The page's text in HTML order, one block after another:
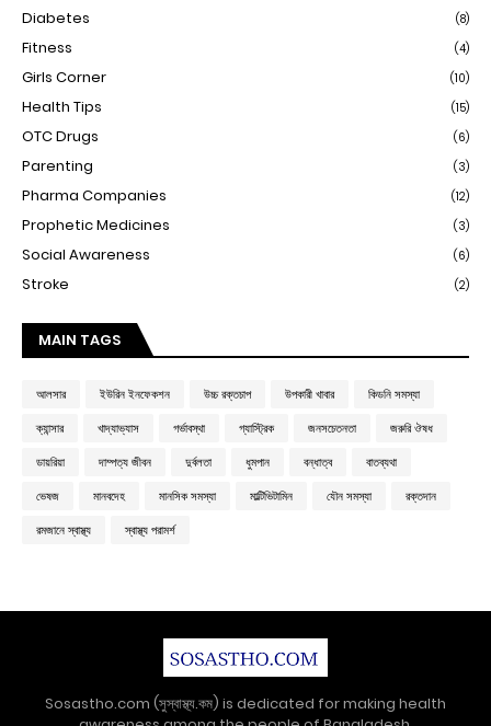
Diabetes (8)
Fitness (4)
Girls Corner (10)
Health Tips (15)
OTC Drugs (6)
Parenting (3)
Pharma Companies (12)
Prophetic Medicines (3)
Social Awareness (6)
Stroke (2)
MAIN TAGS
আলসার ইউরিন ইনফেকশন উচ্চ রক্তচাপ উপকারী খাবার
কিডনি সমস্যা
ক্যান্সার
খাদ্যাভ্যাস গর্ভাবস্থা গ্যাস্ট্রিক জনসচেতনতা
জরুরি ঔষধ
ডায়রিয়া
দাম্পত্য জীবন দুর্বলতা ধুমপান বন্ধাত্ব
বাতব্যথা
ভেষজ
মানবদেহ মানসিক সমস্যা মাল্টিভিটামিন যৌন সমস্যা
রক্তদান
রমজানে স্বাস্থ্য
স্বাস্থ্য পরামর্শ
Sosastho.com (সুস্বাস্থ্য.কম) is dedicated for making health